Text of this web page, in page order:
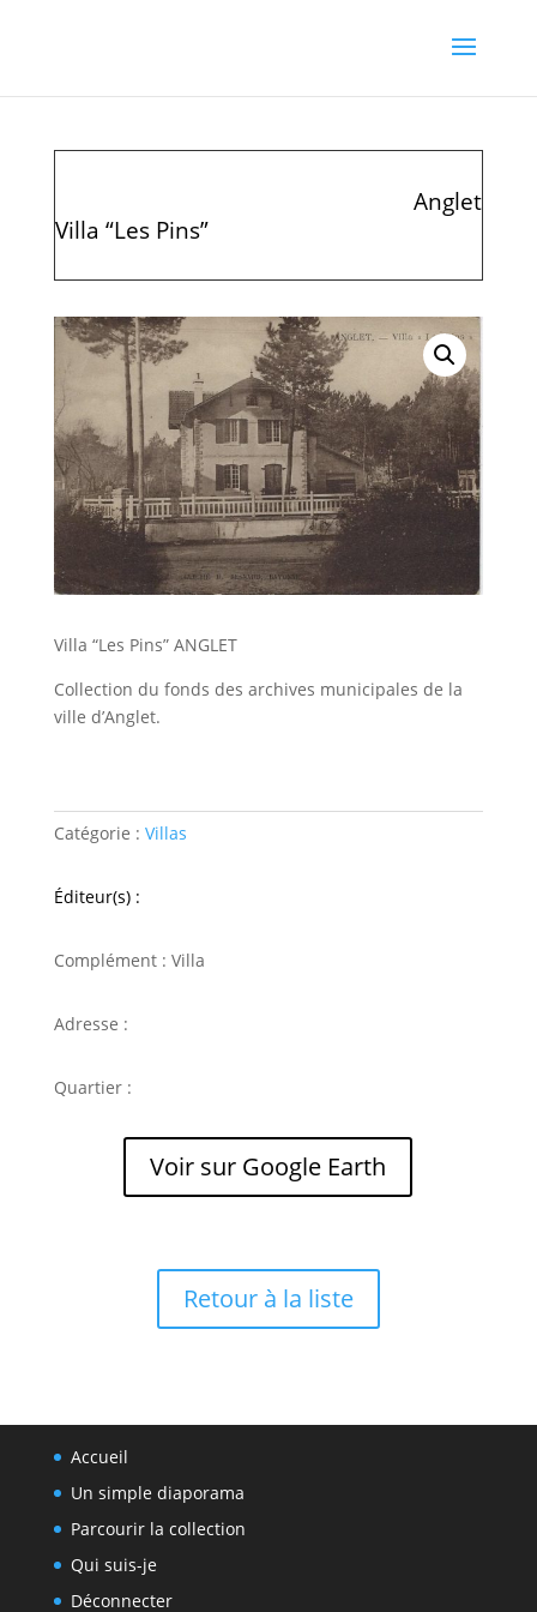
Anglet
Villa “Les Pins”
Villa “Les Pins” ANGLET
Collection du fonds des archives municipales de la
ville d’Anglet.
Catégorie : Villas
Éditeur(s) :
Complément : Villa
Adresse :
Quartier :
Voir sur Google Earth
Retour à la liste
Accueil
Un simple diaporama
Parcourir la collection
Qui suis-je
Déconnecter